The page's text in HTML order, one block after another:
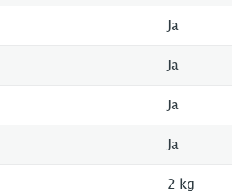
Ja
Ja
Ja
Ja
2 kg